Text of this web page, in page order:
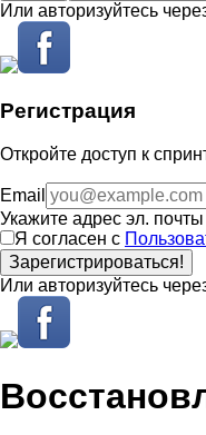
Или авторизуйтесь
Регистрация
Откройте доступ к
Email
Укажите адрес эл. почты
Я согласен с
Зарегистрироваться!
Или авторизуйтесь